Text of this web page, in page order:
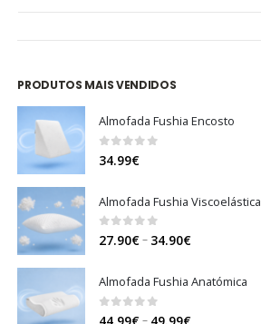
PRODUTOS MAIS VENDIDOS
Almofada Fushia Encosto
0 out of 5
34.99€
Almofada Fushia Viscoelástica
0out of 5
27.90€– 34.90€Price
27.90€
34.90€
Almofada Fushia Anatómica
0 out of 5
–
Price